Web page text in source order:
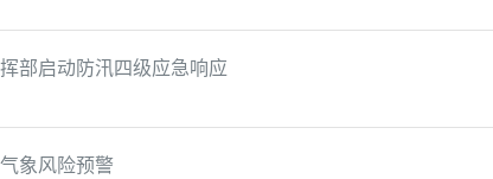
部启动防汛四级应急响应
象风险预警